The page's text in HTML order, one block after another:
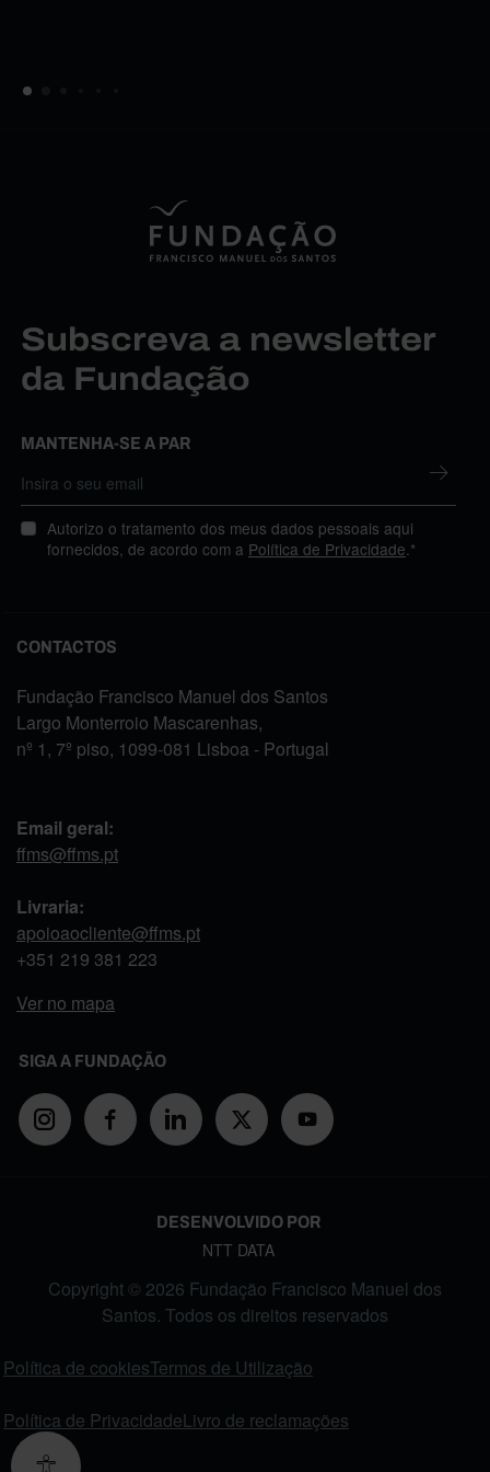
Subscreva a newsletter
da Fundação
MANTENHA-SE A PAR
Autorizo o tratamento dos meus dados pessoais aqui
fornecidos, de acordo com a Política de Privacidade.*
CONTACTOS
Fundação Francisco Manuel dos Santos
Largo Monterroio Mascarenhas,
nº 1, 7º piso, 1099-081 Lisboa - Portugal
Email geral:
ffms@ffms.pt
Livraria:
apoioaocliente@ffms.pt
+351 219 381 223
Ver no mapa
SIGA A FUNDAÇÃO
DESENVOLVIDO POR
NTT DATA
Copyright © 2026 Fundação Francisco Manuel dos
Santos. Todos os direitos reservados
Política de cookiesTermos de Utilização
Política de PrivacidadeLivro de reclamações